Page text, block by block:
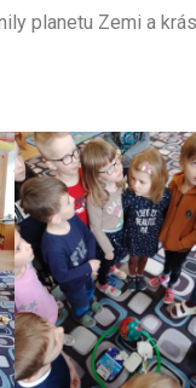
planetu Zemi a